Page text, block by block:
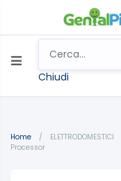
Chiudi
Home / ELETTRODOMESTICI
Processor